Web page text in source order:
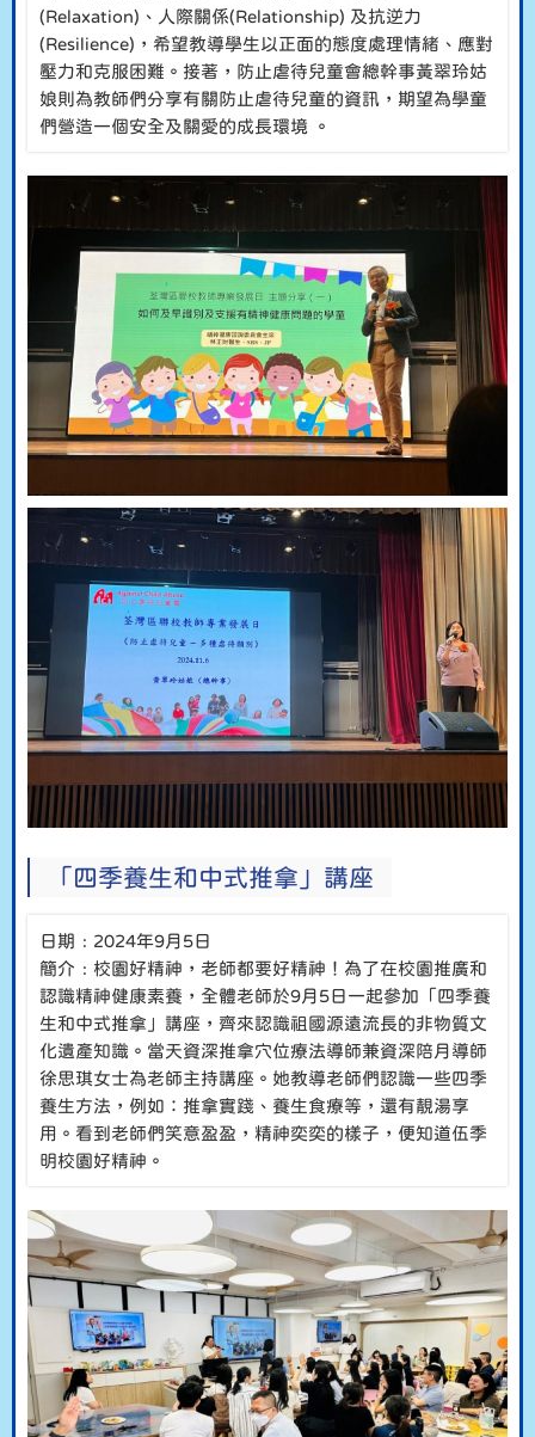
(Relaxation)、人際關係(Relationship) 及抗逆力
(Resilience)，希望教導學生以正面的態度處理情緒、應對
壓力和克服困難。接著，防止虐待兒童會總幹事黃翠玲姑
娘則為教師們分享有關防止虐待兒童的資訊，期望為學童
們營造一個安全及關愛的成長環境 。
「四季養生和中式推拿」講座
日期﹕2024年9月5日
簡介﹕校園好精神，老師都要好精神！為了在校園推廣和
認識精神健康素養，全體老師於9月5日一起參加「四季養
生和中式推拿」講座，齊來認識祖國源遠流長的非物質文
化遺產知識。當天資深推拿穴位療法導師兼資深陪月導師
徐思琪女士為老師主持講座。她教導老師們認識一些四季
養生方法，例如：推拿實踐、養生食療等，還有靚湯享
用。看到老師們笑意盈盈，精神奕奕的樣子，便知道伍季
明校園好精神。